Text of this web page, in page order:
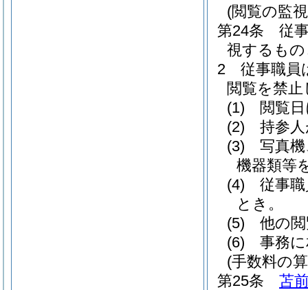
(閲覧の監
第24条
従
視するも
2
従事職員
閲覧を禁
(1)
閲覧
(2)
持参
(3)
写真
機器類等
(4)
従事
とき。
(5)
他の
(6)
事務
(手数料の
第25条
苫